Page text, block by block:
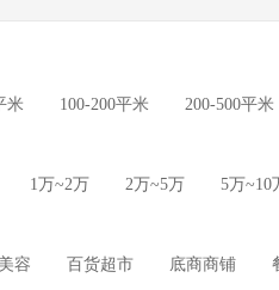
米 100-200平米 200-500平米
1万~2万 2万~5万 5万~10
容 百货超市 底商商铺